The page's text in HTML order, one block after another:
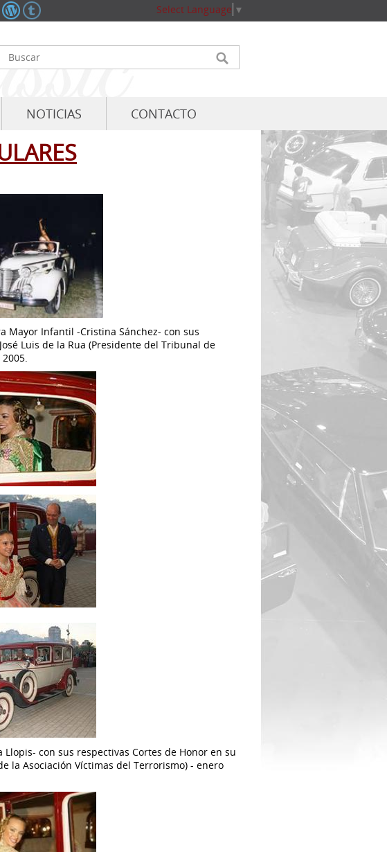
Select Language ▼
NOTICIAS CONTACTO
Mayor Infantil -Cristina Sánchez- con sus
Luis de la Rua (Presidente del Tribunal de
con sus respectivas Cortes de Honor en su
la Asociación Víctimas del Terrorismo) - enero